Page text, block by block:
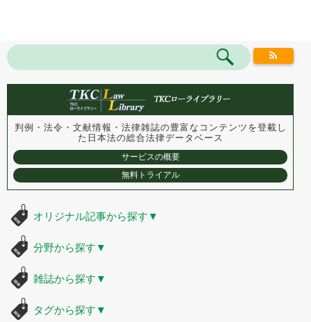
判例・法令・文献情報・法律雑誌の豊富なコンテンツを登載し
た 日本法の総合法律データベース
サービスの概要
無料トライアル
オリジナル記事から探す ▼
分野から探す ▼
雑誌から探す ▼
タグから探す ▼